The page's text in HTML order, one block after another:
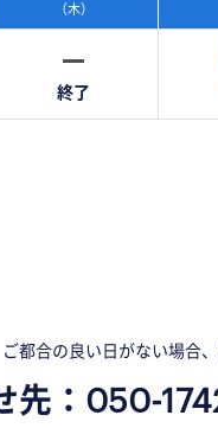
（木）
終了
都合の良い日がない場合
先： 050-